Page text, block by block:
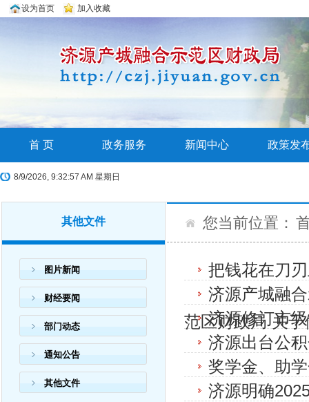
设为首页 加入收藏
首 页 政务服务 新闻中心 政策发
8/9/2026, 9:32:58 AM 星期日
其他文件
图片新闻
财经要闻
部门动态
通知公告
其他文件
您当前位置：
把钱花在刀
济源产城融
范区财政局 关
济源修订市
济源出台公
奖学金、助
济源明确